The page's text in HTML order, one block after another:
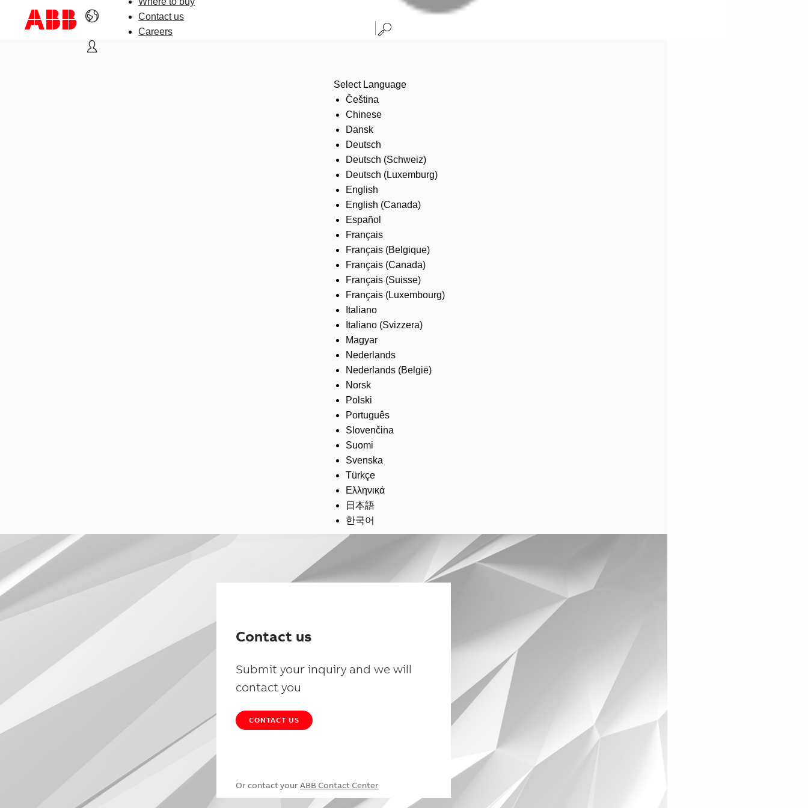
Contact us
Careers
Select Language
Čeština
Chinese
Dansk
Deutsch
Deutsch (Schweiz)
Deutsch (Luxemburg)
English
English (Canada)
Español
Français
Français (Belgique)
Français (Canada)
Français (Suisse)
Français (Luxembourg)
Italiano
Italiano (Svizzera)
Magyar
Nederlands
Nederlands (België)
Norsk
Polski
Português
Slovenčina
Suomi
Svenska
Türkçe
Ελληνικά
日本語
한국어
Contact us
Submit your inquiry and we will
contact you
CONTACT US
Or contact your ABB Contact Center